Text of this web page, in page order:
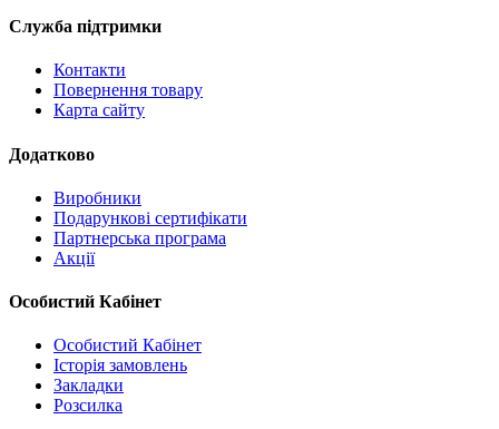
Служба підтримки
Контакти
Повернення товару
Карта сайту
Додатково
Виробники
Подарункові сертифікати
Партнерська програма
Акції
Особистий Кабінет
Особистий Кабінет
Історія замовлень
Закладки
Розсилка